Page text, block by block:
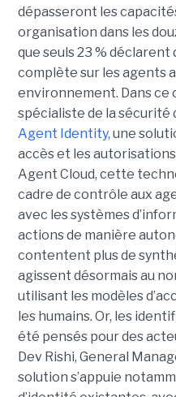
dépasseront les
organisation dans les
que seuls 23 % déclarent
complète sur les agents
environnement. Dans
spécialiste de la sécurité
Agent Identity, une
accès et les
Agent Cloud, cette
cadre de contrôle aux
avec les systèmes
actions de manière
contentent plus de
agissent désormais au
utilisant les modèles
les humains. Or, les
été pensés pour des
Dev Rishi, General
solution s’appuie